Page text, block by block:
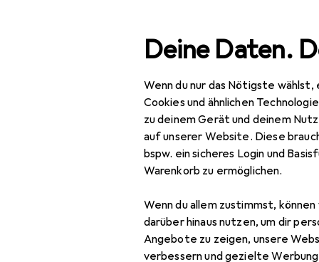
Deine Daten.
Wenn du nur das Nötigste
Cookies und ähnlichen
zu deinem Gerät und deinem
auf unserer Website. Diese
bspw. ein sicheres Login und
Warenkorb zu ermöglichen.
Wenn du allem zustimmst,
darüber hinaus nutzen, um dir
Angebote zu zeigen, unsere
verbessern und gezielte
Navigation nach Kategorien Gesamtsortiment
Zubehör